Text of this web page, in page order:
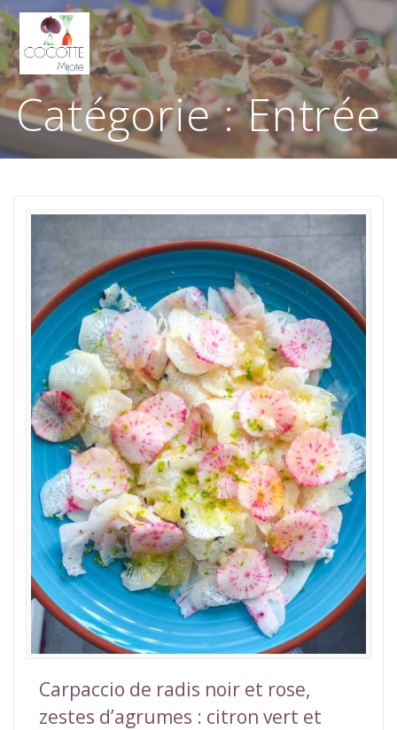
Passer
au
contenu
Catégorie :Entrée
Carpaccio de radis noir et rose,
zestes d’agrumes : citron vert et